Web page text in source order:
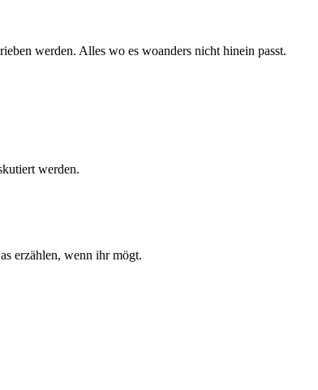
werden. Alles wo es woanders nicht hinein passt.
werden.
erzählen, wenn ihr mögt.